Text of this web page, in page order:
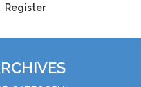
Register